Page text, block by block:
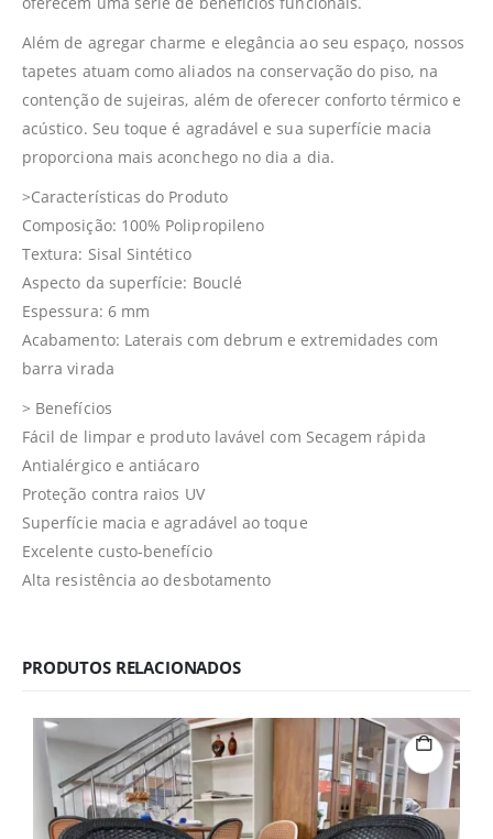
Além de agregar charme e elegância ao seu espaço, nossos
tapetes atuam como aliados na conservação do piso, na
contenção de sujeiras, além de oferecer conforto térmico e
acústico. Seu toque é agradável e sua superfície macia
proporciona mais aconchego no dia a dia.
>Características do Produto
Composição: 100% Polipropileno
Textura: Sisal Sintético
Aspecto da superfície: Bouclé
Espessura: 6 mm
Acabamento: Laterais com debrum e extremidades com
barra virada
> Benefícios
Fácil de limpar e produto lavável com Secagem rápida
Antialérgico e antiácaro
Proteção contra raios UV
Superfície macia e agradável ao toque
Excelente custo-benefício
Alta resistência ao desbotamento
PRODUTOS RELACIONADOS